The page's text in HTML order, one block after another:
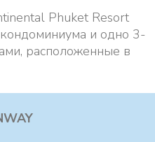
Phuket Resort
и одно 3-
расположенные в